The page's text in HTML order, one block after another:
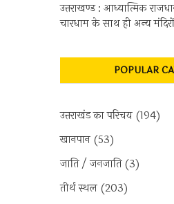
उत्तराखण्ड : आध्यात्मिक
चारधाम के साथ ही अन्य
POPULAR
उत्तराखंड का परिचय (194)
खानपान (53)
जाति / जनजाति(3)
तीर्थ स्थल (203)